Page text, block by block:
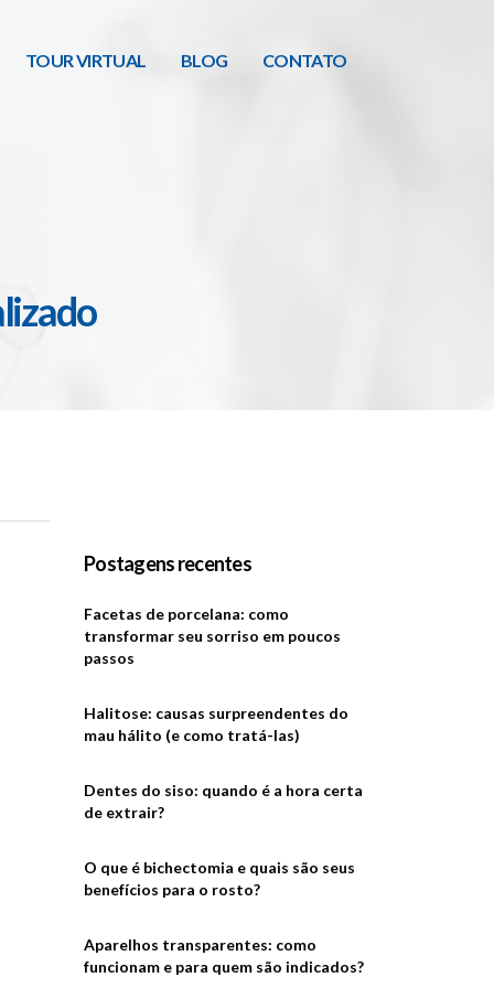
TOUR VIRTUAL BLOG CONTATO
Postagens recentes
Facetas de porcelana: como
transformar seu sorriso em poucos
passos
Halitose: causas surpreendentes do
mau hálito (e como tratá-las)
Dentes do siso: quando é a hora certa
de extrair?
O que é bichectomia e quais são seus
benefícios para o rosto?
Aparelhos transparentes: como
funcionam e para quem são indicados?